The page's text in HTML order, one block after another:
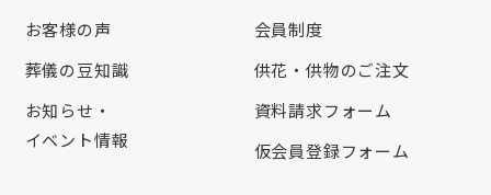
お客様の声
葬儀の豆知識
お知らせ・
イベント情報
会員制度
供花・供物のご注文
資料請求フォーム
仮会員登録フォーム